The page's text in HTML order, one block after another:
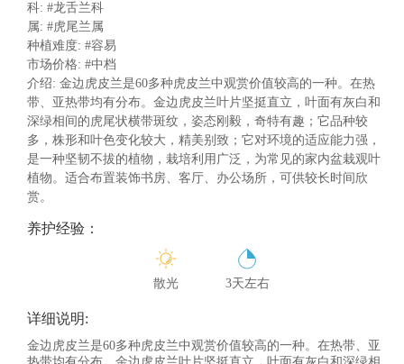
科: #龙舌兰科
属: #虎尾兰属
种植难度: #容易
市场价格: #中档
介绍: 金边虎皮兰是60多种虎皮兰中观赏价值较高的一种。在热
带、亚热带均有分布。金边虎皮兰叶片坚挺直立，叶面有灰白和
深绿相间的虎尾状横带斑纹，姿态刚毅，奇特有趣；它品种较
多，株形和叶色变化较大，精美别致；它对环境的适应能力强，
是一种坚韧不拔的植物，栽培利用广泛，为常见的家内盆栽观叶
植物。适合布置装饰书房、客厅、办公场所，可供较长时间欣
赏。
养护经验：
散光 3天左右
详细说明:
金边虎皮兰是60多种虎皮兰中观赏价值较高的一种。在热带、亚